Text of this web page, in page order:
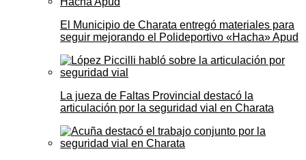
El Municipio de Charata entregó materiales para
seguir mejorando el Polideportivo «Hacha» Apud
La jueza de Faltas Provincial destacó la
articulación por la seguridad vial en Charata